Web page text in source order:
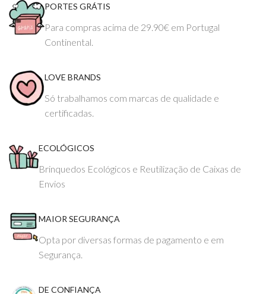
PORTES GRÁTIS
Para compras acima de 29.90€ em Portugal
Continental.
LOVE BRANDS
Só trabalhamos com marcas de qualidade e
certificadas.
ECOLÓGICOS
Brinquedos Ecológicos e Reutilização de Caixas de
Envios
MAIOR SEGURANÇA
Opta por diversas formas de pagamento e em
Segurança.
DE CONFIANÇA